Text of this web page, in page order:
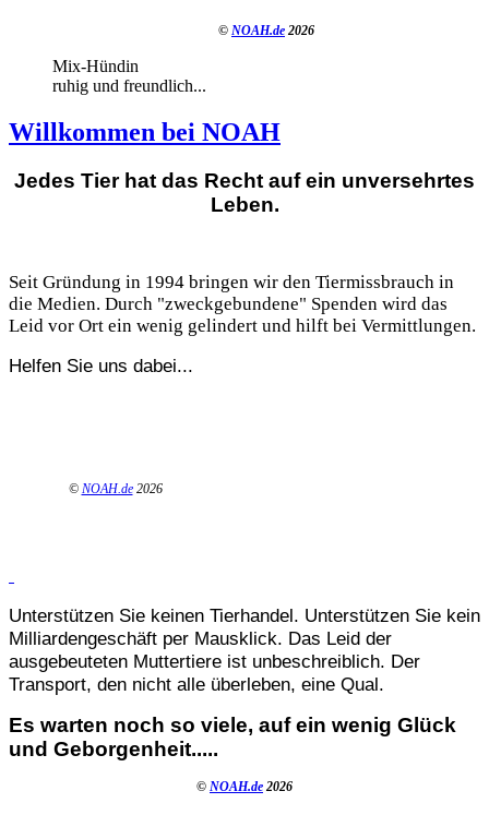
© NOAH.de 2026
Mix-Hündin
ruhig und freundlich...
Willkommen bei NOAH
Jedes Tier hat das Recht auf ein unversehrtes
Leben.
Seit Gründung in 1994 bringen wir den Tiermissbrauch in
die Medien. Durch "zweckgebundene" Spenden wird das
Leid vor Ort ein wenig gelindert und hilft bei Vermittlungen.
Helfen Sie uns dabei...
© NOAH.de 2026
Unterstützen Sie keinen Tierhandel. Unterstützen Sie kein
Milliardengeschäft per Mausklick. Das Leid der
ausgebeuteten Muttertiere ist unbeschreiblich. Der
Transport, den nicht alle überleben, eine Qual.
Es warten noch so viele, auf ein wenig Glück
und Geborgenheit.....
© NOAH.de 2026